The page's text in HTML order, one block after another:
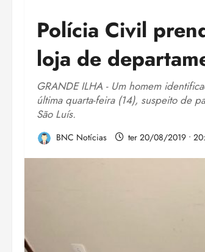
Polícia Civil
loja de
GRANDE ILHA - Um homem
última quarta-feira (14), suspeito de
São Luís.
BNC Notícias ter 20/08/2019 •